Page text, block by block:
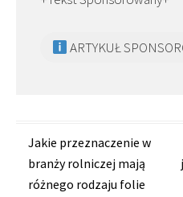
ARTYKUŁ
Zobacz
wpisy
Jakie przeznaczenie w
branży rolniczej mają
różnego rodzaju folie